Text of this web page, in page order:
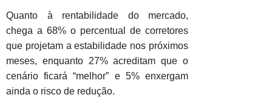
Quanto à rentabilidade do mercado,
chega a 68% o percentual de corretores
que projetam a estabilidade nos próximos
meses, enquanto 27% acreditam que o
cenário ficará “melhor” e 5% enxergam
ainda o risco de redução.